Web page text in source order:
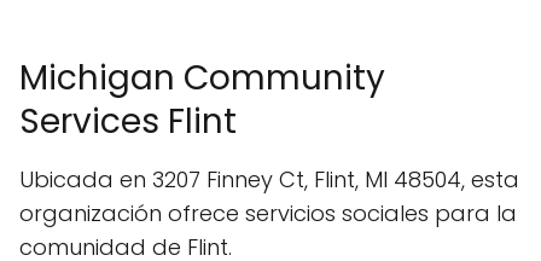
Michigan Community
Services Flint
Ubicada en 3207 Finney Ct, Flint, MI 48504, esta
organización ofrece servicios sociales para la
comunidad de Flint.